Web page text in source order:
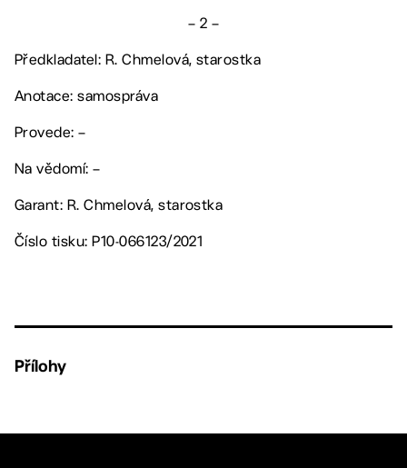
– 2 –
Předkladatel: R. Chmelová, starostka
Anotace: samospráva
Provede: –
Na vědomí: –
Garant: R. Chmelová, starostka
Číslo tisku: P10-066123/2021
Přílohy